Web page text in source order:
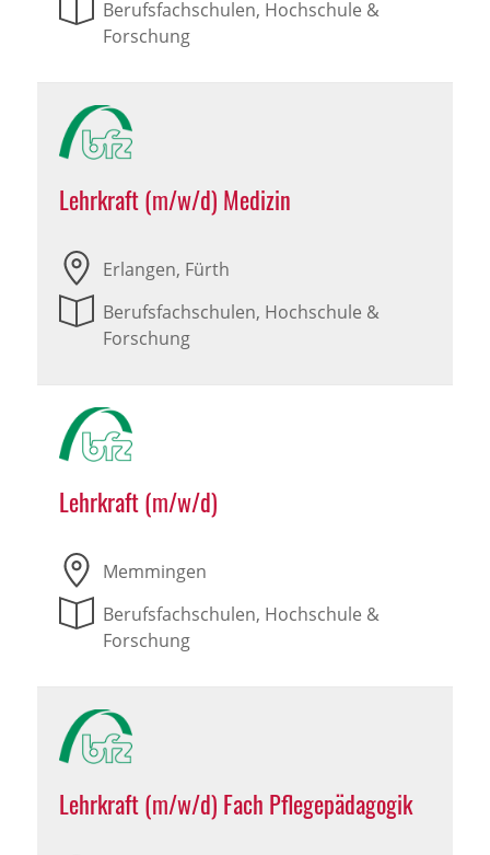
Berufsfachschulen, Hochschule &
Forschung
Lehrkraft (m/w/d) Medizin
Erlangen, Fürth
Berufsfachschulen, Hochschule &
Forschung
Lehrkraft (m/w/d)
Memmingen
Berufsfachschulen, Hochschule &
Forschung
Lehrkraft (m/w/d) Fach Pflegepädagogik